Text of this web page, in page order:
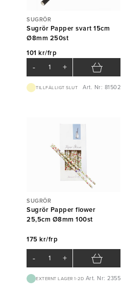
SUGRÖR
Sugrör Papper svart 15cm
Ø8mm 250st
101 kr/frp
- +
TILLFÄLLIGT SLUT Art. Nr: 81502
SUGRÖR
Sugrör Papper flower
25,5cm Ø8mm 100st
175 kr/frp
- +
EXTERNT LAGER 1-2D Art. Nr: 2355